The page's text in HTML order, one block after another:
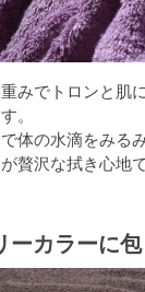
みでトロンと肌
。
体の水滴をみる
贅沢な拭き心地で
ーカラーに